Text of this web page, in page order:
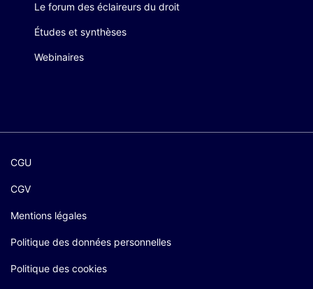
Le forum des éclaireurs du droit
Études et synthèses
Webinaires
CGU
CGV
Mentions légales
Politique des données personnelles
Politique des cookies